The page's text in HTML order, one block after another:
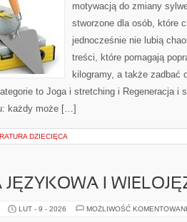
motywacją do zmiany
stworzone dla osób, które
jednocześnie nie lubią
treści, które pomagają
kilogramy, a także
to Joga i stretching i Regeneracja i
każdy może […]
DZIECIĘCA
JĘZYKOWA I
LUT - 9 - 2026 MOŻLIWOŚĆ